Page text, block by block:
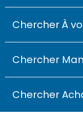
Chercher À
Chercher
Chercher